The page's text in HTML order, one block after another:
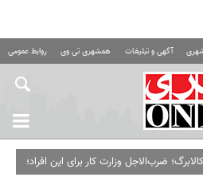
آگهی و تبلیغات همشهری تی وی روابط عمومی
ضرب‌الاجل وزارت کار برای این افراد؛